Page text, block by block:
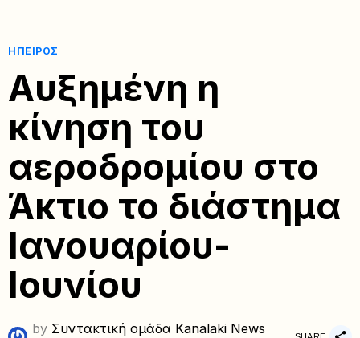
ΉΠΕΙΡΟΣ
Αυξημένη η
κίνηση του
αεροδρομίου στο
Άκτιο το διάστημα
Ιανουαρίου-
Ιουνίου
by Συντακτική ομάδα Kanalaki News SHARE